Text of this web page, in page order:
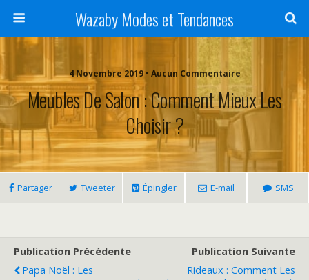
Wazaby Modes et Tendances
4 Novembre 2019 • Aucun Commentaire
Meubles De Salon : Comment Mieux Les
Choisir ?
Partager Tweeter Épingler E-mail SMS
Publication Précédente
Papa Noël : Les
Publication Suivante
Rideaux : Comment Les